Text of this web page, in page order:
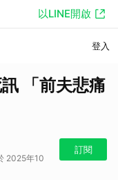
以LINE開啟
登入
「前夫悲痛
2025年10
訂閱